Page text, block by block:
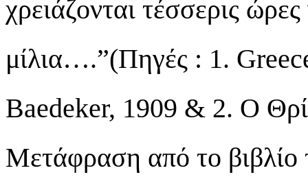
χρειάζονται τέσσερις
μίλια….”(Πηγές : 1.
Baedeker, 1909 & 2. Ο
Μετάφραση από το